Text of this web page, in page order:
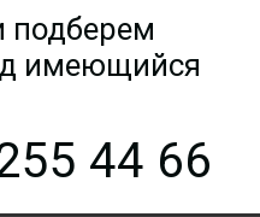
имеющийся
44 66